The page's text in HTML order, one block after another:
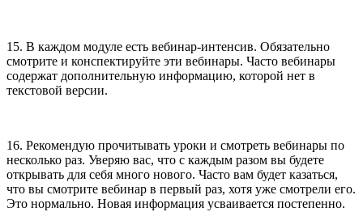
15. В каждом модуле есть вебинар-интенсив. Обязательно
смотрите и конспектируйте эти вебинары. Часто вебинары
содержат дополнительную информацию, которой нет в
текстовой версии.
16. Рекомендую прочитывать уроки и смотреть вебинары по
несколько раз. Уверяю вас, что с каждым разом вы будете
открывать для себя много нового. Часто вам будет казаться,
что вы смотрите вебинар в первый раз, хотя уже смотрели его.
Это нормально. Новая информация усваивается постепенно.